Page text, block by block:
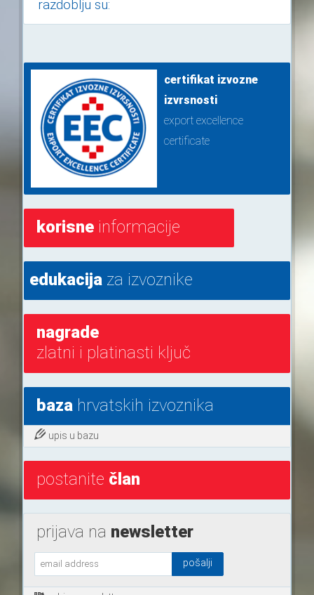
razdoblju su:
certifikat izvozne
izvrsnosti
export excellence
certificate
korisneinformacije
edukacijaza izvoznike
nagrade
zlatni i platinasti ključ
bazahrvatskih izvoznika
upis u bazu
postanite član
prijava na newsletter